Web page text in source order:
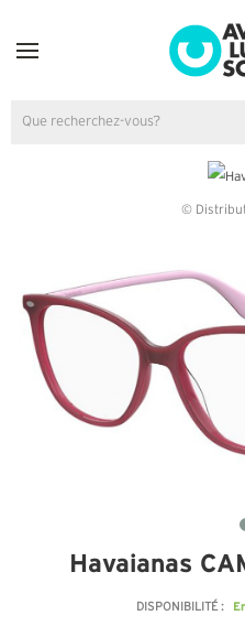
©
Havaianas
DISPONIBILITÉ :